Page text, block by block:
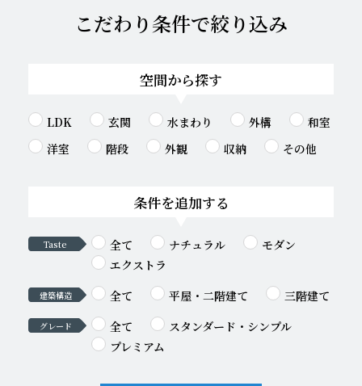
こだわり条件で絞り込み
空間から探す
LDK 玄関 水まわり 外構
和室
洋室
階段 外観 収納 その他
条件を追加する
Taste 全て ナチュラル
モダン
エクストラ
建築構造 全て 平屋・二階建て 三階建て
グレード 全て
スタンダード・シンプル
プレミアム